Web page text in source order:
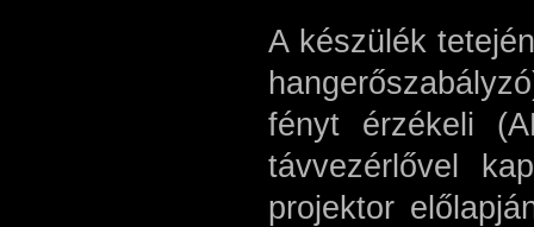
A készülék
fényt érzékeli
távvezérlővel
projektor